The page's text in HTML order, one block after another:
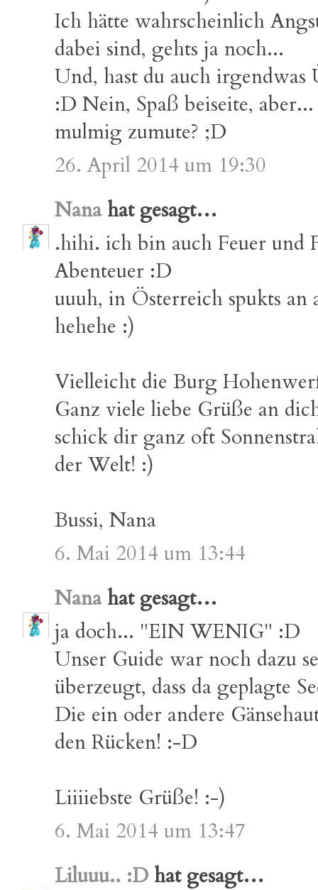
Ich hätte wahrscheinlich
dabei sind, gehts ja noch...
Und, hast du auch irgendwas
:D Nein, Spaß beiseite,
mulmig zumute? ;D
26. April 2014 um 19:30
Nanahat gesagt…
.hihi. ich bin auch Feuer und
Abenteuer :D
uuuh, in Österreich spukts an
hehehe :)
Vielleicht die Burg
Ganz viele liebe Grüße an
schick dir ganz oft
der Welt! :)
Bussi, Nana
6. Mai 2014 um 13:44
Nanahat gesagt…
ja doch... "EIN WENIG" :D
Unser Guide war noch dazu
überzeugt, dass da geplagte
Die ein oder andere
den Rücken! :-D
Liiiiebste Grüße! :-)
6. Mai 2014 um 13:47
Liluuu.. :D hat gesagt…